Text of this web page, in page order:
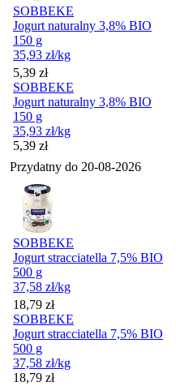
SOBBEKE
Jogurt naturalny 3,8% BIO
150 g
35,93 zł/kg
Cena
5,39 zł
SOBBEKE
Jogurt naturalny 3,8% BIO
150 g
35,93 zł/kg
Cena
5,39 zł
Przydatny do 20-08-2026
SOBBEKE
Jogurt stracciatella 7,5% BIO
500 g
37,58 zł/kg
Cena
18,79 zł
SOBBEKE
Jogurt stracciatella 7,5% BIO
500 g
37,58 zł/kg
Cena
18,79 zł